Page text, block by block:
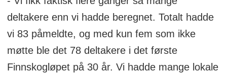
deltakere enn vi hadde beregnet. Totalt hadde
vi 83 påmeldte, og med kun fem som ikke
møtte ble det 78 deltakere i det første
Finnskogløpet på 30 år. Vi hadde mange lokale